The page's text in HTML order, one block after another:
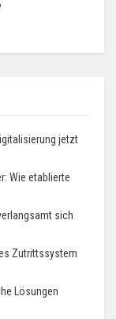
jetzt
Wie etablierte
sich
Zutrittssystem
Lösungen